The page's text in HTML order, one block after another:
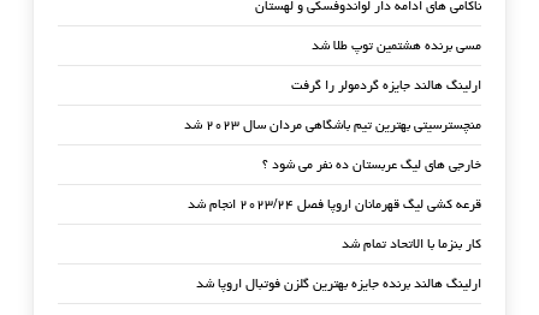
ناکامی های ادامه دار لواندوفسکی و لهستان
مسی برنده هشتمین توپ طلا شد
ارلینگ هالند جایزه گردمولر را گرفت
منچسترسیتی بهترین تیم باشگاهی مردان سال ۲۰۲۳ شد
خارجی های لیگ عربستان ده نفر می شود ؟
قرعه کشی لیگ قهرمانان اروپا فصل ۲۰۲۳/۲۴ انجام شد
کار بنزما با الاتحاد تمام شد
ارلینگ هالند برنده جایزه بهترین گلزن فوتبال اروپا شد